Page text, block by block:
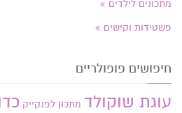
מתכונים לילדים
פשטידות וקישים
חיפושים פופולריים
עוגת שוקולד מתכון לפנקייק